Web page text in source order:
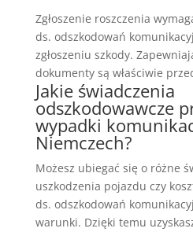
Zgłoszenie roszczenia
ds. odszkodowań
zgłoszeniu szkody.
dokumenty są właściwie
Jakie świadczenia
odszkodowawcze
wypadki
Niemczech?
Możesz ubiegać się o różne
uszkodzenia pojazdu czy
ds. odszkodowań
warunki. Dzięki temu